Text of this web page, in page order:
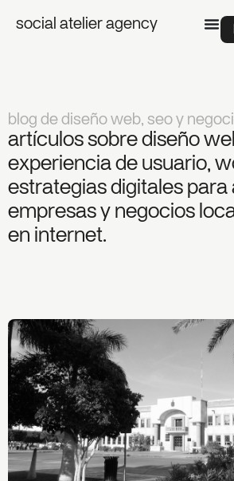
social atelier agency
blog de diseño web, seo y
artículos sobre diseño
experiencia de usuario,
estrategias digitales para
empresas y negocios
en internet.